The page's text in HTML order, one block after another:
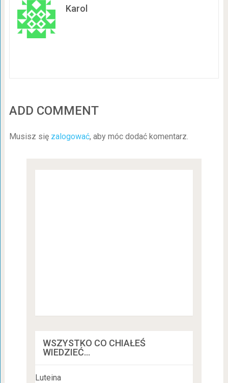
Karol
ADD COMMENT
Musisz się zalogować, aby móc dodać komentarz.
WSZYSTKO CO CHIAŁEŚ
WIEDZIEĆ…
Luteina